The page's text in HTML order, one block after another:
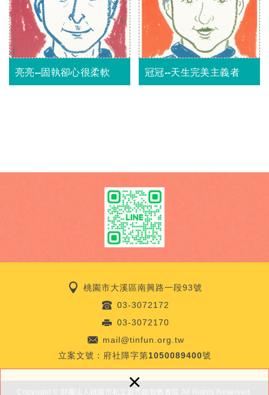
×
亮亮--固執卻心很柔軟 冠冠--天生完美主義者
桃園市大溪區南興路一段93號
03-3072172
03-3072170
mail@tinfun.org.tw
立案文號： 府社障字第1050089400號
Copyright © 財團法人桃園市私立庭芳啟智教養院 All Rights Reserved.